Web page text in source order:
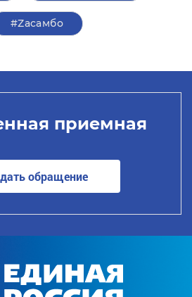
#Zасамбо
приемная
обращение